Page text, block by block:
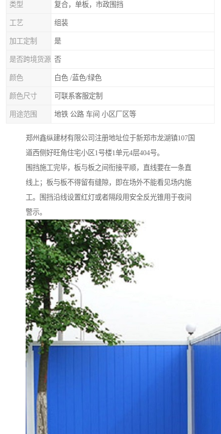
类型 复合，单板，市政围挡
工艺 组装
加工定制 是
是否跨境货源 否
颜色 白色 /蓝色/绿色
颜色尺寸 可联系客服定制
用途范围 地铁 公路 车间 小区厂区等
郑州鑫纵建材有限公司注册地址位于新郑市龙湖镇107国
道西侧好旺角住宅小区1号楼1单元4层404号。
围挡施工完毕，板与板之间衔接平顺，直线要在一条直
线上；板与板不得留有缝隙，即在场外不能看见场内施
工。围挡沿线设置红灯或者隔段用安全反光锥用于夜间
警示。